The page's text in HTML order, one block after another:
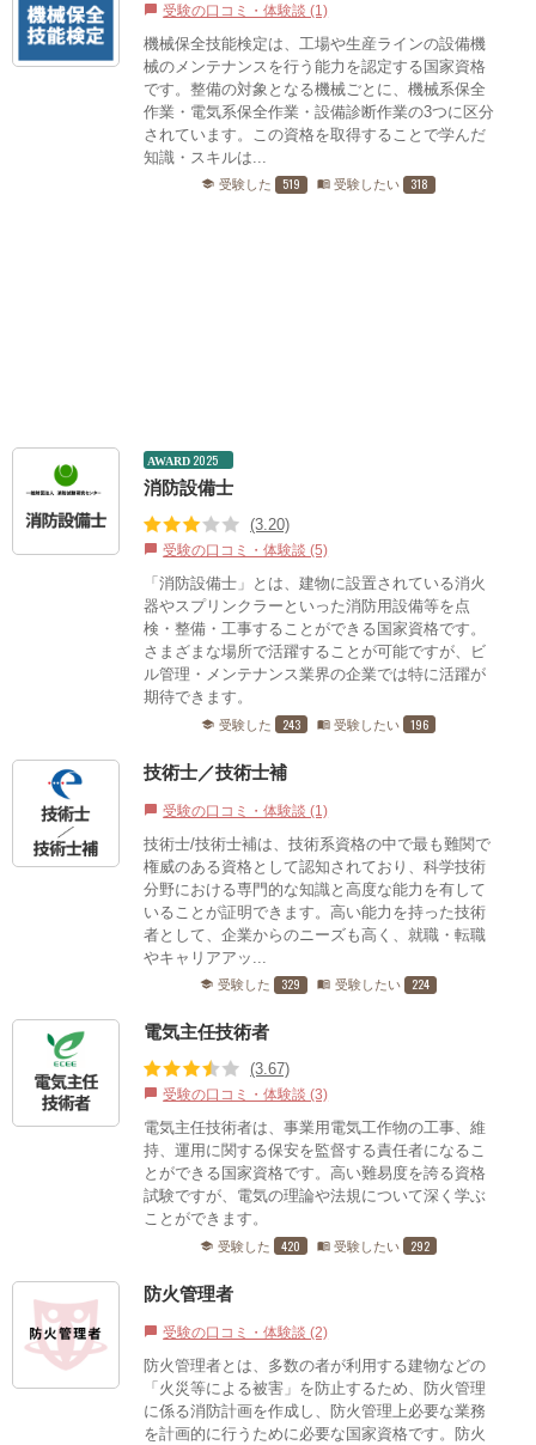
chat_bubble 受験の口コミ・体験談 (1)
機械保全技能検定は、工場や生産ラインの設備機
械のメンテナンスを行う能力を認定する国家資格
です。整備の対象となる機械ごとに、機械系保全
作業・電気系保全作業・設備診断作業の3つに区分
されています。この資格を取得することで学んだ
知識・スキルは...
school 受験した 519 menu_book 受験したい 318
AWARD 2025
消防設備士
(3.20)
chat_bubble 受験の口コミ・体験談 (5)
「消防設備士」とは、建物に設置されている消火
器やスプリンクラーといった消防用設備等を点
検・整備・工事することができる国家資格です。
さまざまな場所で活躍することが可能ですが、ビ
ル管理・メンテナンス業界の企業では特に活躍が
期待できます。
school 受験した 243 menu_book 受験したい 196
技術士／技術士補
chat_bubble 受験の口コミ・体験談 (1)
技術士/技術士補は、技術系資格の中で最も難関で
権威のある資格として認知されており、科学技術
分野における専門的な知識と高度な能力を有して
いることが証明できます。高い能力を持った技術
者として、企業からのニーズも高く、就職・転職
やキャリアアッ...
school 受験した 329 menu_book 受験したい 224
電気主任技術者
(3.67)
chat_bubble 受験の口コミ・体験談 (3)
電気主任技術者は、事業用電気工作物の工事、維
持、運用に関する保安を監督する責任者になるこ
とができる国家資格です。高い難易度を誇る資格
試験ですが、電気の理論や法規について深く学ぶ
ことができます。
school 受験した 420 menu_book 受験したい 292
防火管理者
chat_bubble 受験の口コミ・体験談 (2)
防火管理者とは、多数の者が利用する建物などの
「火災等による被害」を防止するため、防火管理
に係る消防計画を作成し、防火管理上必要な業務
を計画的に行うために必要な国家資格です。防火